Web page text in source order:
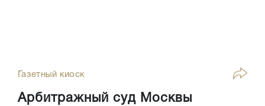
Газетный киоск
Арбитражный суд Москвы